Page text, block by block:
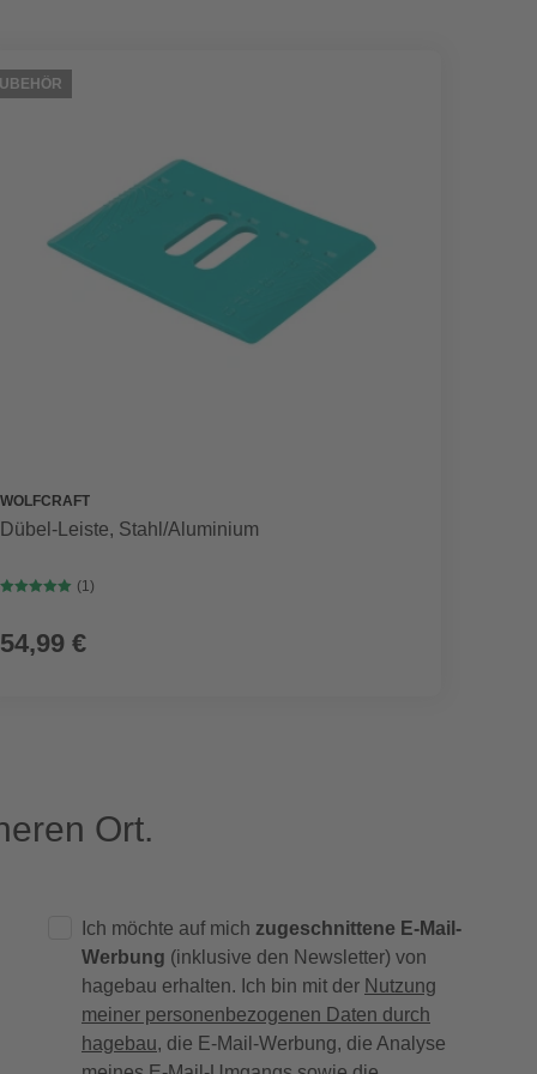
WOLFCRAFT
Dübel-Leiste, Stahl/Aluminium
(1)
54,99 €
Ort.
Ich möchte auf mich zugeschnittene E-Mail-
Werbung (inklusive den Newsletter) von
hagebau erhalten. Ich bin mit der Nutzung
meiner personenbezogenen Daten durch
hagebau, die E-Mail-Werbung, die Analyse